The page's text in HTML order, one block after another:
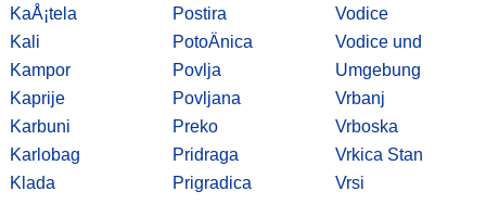
KaÅ¡tela
Kali
Kampor
Kaprije
Karbuni
Karlobag
Klada
Postira
PotoÄnica
Povlja
Povljana
Preko
Pridraga
Prigradica
Vodice
Vodice und
Umgebung
Vrbanj
Vrboska
Vrkica Stan
Vrsi